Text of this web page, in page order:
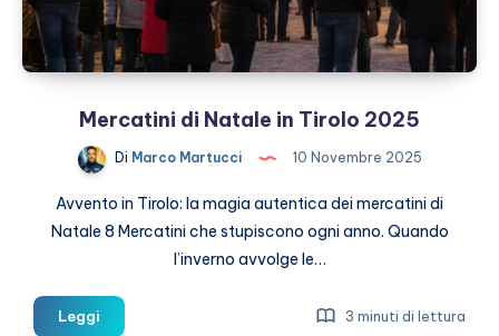
Mercatini di Natale in Tirolo 2025
Di Marco Martucci 10 Novembre 2025
Avvento in Tirolo: la magia autentica dei mercatini di
Natale 8 Mercatini che stupiscono ogni anno. Quando
l’inverno avvolge le…
Leggi 3 minuti di lettura